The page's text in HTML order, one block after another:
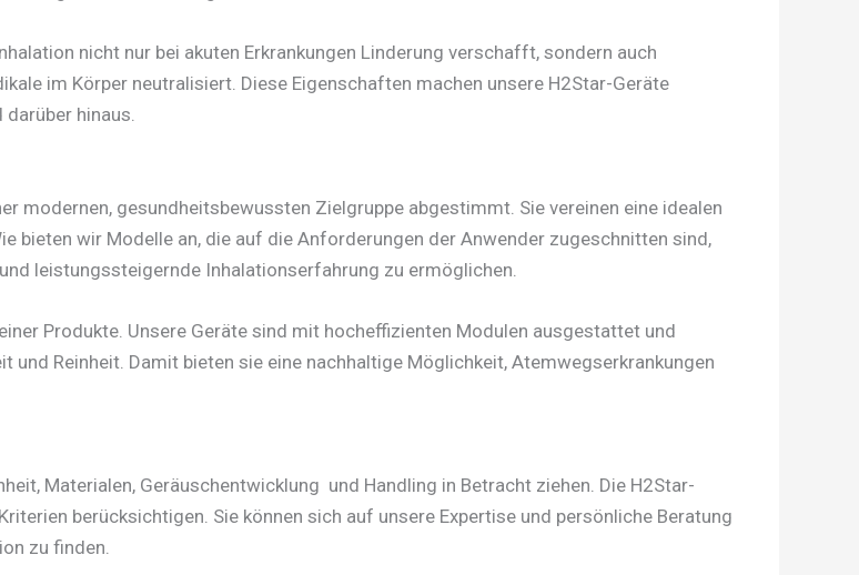
nicht nur bei akuten Erkrankungen Linderung verschafft, sondern auch
im Körper neutralisiert. Diese Eigenschaften machen unsere H2Star-Geräte
hinaus.
modernen, gesundheitsbewussten Zielgruppe abgestimmt. Sie vereinen eine idealen
bieten wir Modelle an, die auf die Anforderungen der Anwender zugeschnitten sind,
leistungssteigernde Inhalationserfahrung zu ermöglichen.
Produkte. Unsere Geräte sind mit hocheffizienten Modulen ausgestattet und
Reinheit. Damit bieten sie eine nachhaltige Möglichkeit, Atemwegserkrankungen
Materialen, Geräuschentwicklung und Handling in Betracht ziehen. Die H2Star-
berücksichtigen. Sie können sich auf unsere Expertise und persönliche Beratung
zu finden.